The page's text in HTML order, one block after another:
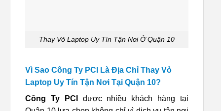
Thay Vỏ Laptop Uy Tín Tận Nơi Ở Quận 10
Vì Sao Công Ty PCI Là Địa Chỉ Thay Vỏ
Laptop Uy Tín Tận Nơi Tại Quận 10?
Công Ty PCI
được nhiều khách hàng tại